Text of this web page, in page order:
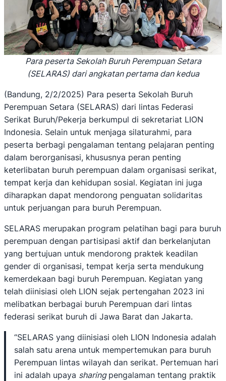
Para peserta Sekolah Buruh Perempuan Setara
(SELARAS) dari angkatan pertama dan kedua
(Bandung, 2/2/2025) Para peserta Sekolah Buruh
Perempuan Setara (SELARAS) dari lintas Federasi
Serikat Buruh/Pekerja berkumpul di sekretariat LION
Indonesia. Selain untuk menjaga silaturahmi, para
peserta berbagi pengalaman tentang pelajaran penting
dalam berorganisasi, khususnya peran penting
keterlibatan buruh perempuan dalam organisasi serikat,
tempat kerja dan kehidupan sosial. Kegiatan ini juga
diharapkan dapat mendorong penguatan solidaritas
untuk perjuangan para buruh Perempuan.
SELARAS merupakan program pelatihan bagi para buruh
perempuan dengan partisipasi aktif dan berkelanjutan
yang bertujuan untuk mendorong praktek keadilan
gender di organisasi, tempat kerja serta mendukung
kemerdekaan bagi buruh Perempuan. Kegiatan yang
telah diinisiasi oleh LION sejak pertengahan 2023 ini
melibatkan berbagai buruh Perempuan dari lintas
federasi serikat buruh di Jawa Barat dan Jakarta.
“SELARAS yang diinisiasi oleh LION Indonesia adalah
salah satu arena untuk mempertemukan para buruh
Perempuan lintas wilayah dan serikat. Pertemuan hari
ini adalah upaya sharing pengalaman tentang praktik